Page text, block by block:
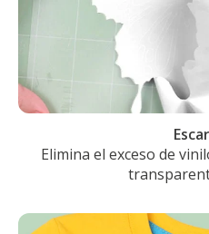
Elimina el exceso de